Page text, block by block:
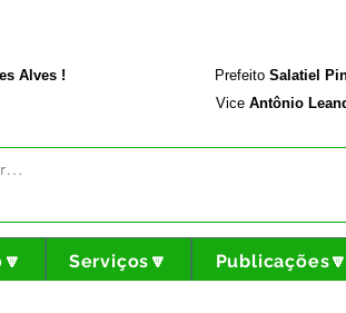
Alves ! Prefeito Salatiel
Vice Antônio
Serviços🔽 Publicações🔽